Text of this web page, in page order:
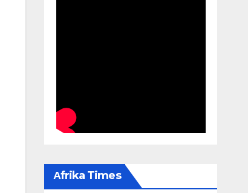
Αfrika Times